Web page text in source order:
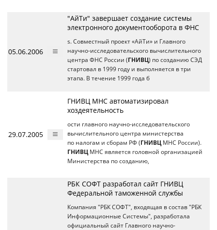
05.06.2006
"АйТи" завершает создание системы
электронного документооборота в ФНС
s. Совместный проект «АйТи» и Главного
научно-исследовательского вычислительного
центра ФНС России (ГНИВЦ) по созданию СЭД
стартовал в 1999 году и выполняется в три
этапа. В течение 1999 года б
29.07.2005
ГНИВЦ МНС автоматизировал
хоздеятельность
ости главного научно-исследовательского
вычислительного центра министерства
по налогам и сборам РФ (ГНИВЦМНС России).
ГНИВЦМНС является головной организацией
Министерства по созданию,
РБК СОФТ разработал сайт ГНИВЦ
Федеральной таможенной службы
Компания "РБК СОФТ", входящая в состав "РБК
Информационные Системы", разработала
официальный сайт Главного научно-